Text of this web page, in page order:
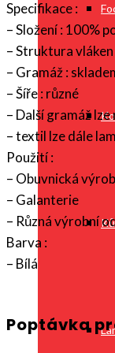
Specifikace :
– Složení : 100%
– Struktura
– Gramáž :
– Šíře : různé
– Další gramáž
– textil lze dále
Použití :
– Obuvnická
– Galanterie
– Různá výrobní
Barva :
– Bílá
Poptávka